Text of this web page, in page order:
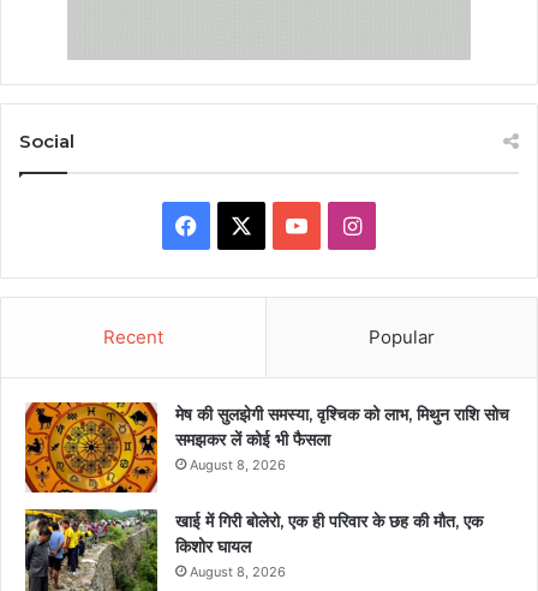
Social
Facebook YouTubeInstagram
Recent Popular
मेष की सुलझेगी समस्या, वृश्चिक को लाभ, मिथुन राशि सोच
समझकर लें कोई भी फैसला
August 8, 2026
खाई में गिरी बोलेरो, एक ही परिवार के छह की मौत, एक
किशोर घायल
August 8, 2026